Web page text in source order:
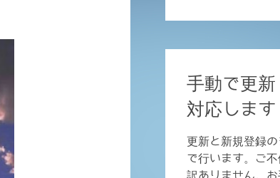
手動で更新
対応します
更新と新規登録
で行います。ご
訳ありません。